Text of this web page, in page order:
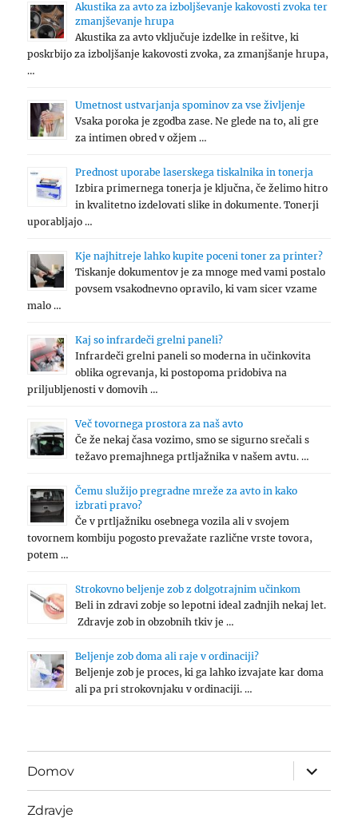
Akustika za avto za izboljševanje kakovosti zvoka ter
zmanjševanje hrupa
Akustika za avto vključuje izdelke in rešitve, ki
poskrbijo za izboljšanje kakovosti zvoka, za zmanjšanje hrupa,
…
Umetnost ustvarjanja spominov za vse življenje
Vsaka poroka je zgodba zase. Ne glede na to, ali gre
za intimen obred v ožjem …
Prednost uporabe laserskega tiskalnika in tonerja
Izbira primernega tonerja je ključna, če želimo hitro
in kvalitetno izdelovati slike in dokumente. Tonerji
uporabljajo …
Kje najhitreje lahko kupite poceni toner za printer?
Tiskanje dokumentov je za mnoge med vami postalo
povsem vsakodnevno opravilo, ki vam sicer vzame
malo …
Kaj so infrardeči grelni paneli?
Infrardeči grelni paneli so moderna in učinkovita
oblika ogrevanja, ki postopoma pridobiva na
priljubljenosti v domovih …
Več tovornega prostora za naš avto
Če že nekaj časa vozimo, smo se sigurno srečali s
težavo premajhnega prtljažnika v našem avtu. …
Čemu služijo pregradne mreže za avto in kako
izbrati pravo?
Če v prtljažniku osebnega vozila ali v svojem
tovornem kombiju pogosto prevažate različne vrste tovora,
potem …
Strokovno beljenje zob z dolgotrajnim učinkom
Beli in zdravi zobje so lepotni ideal zadnjih nekaj let.
Zdravje zob in obzobnih tkiv je …
Beljenje zob doma ali raje v ordinaciji?
Beljenje zob je proces, ki ga lahko izvajate kar doma
ali pa pri strokovnjaku v ordinaciji. …
Domov
expand
child
menu
Zdravje